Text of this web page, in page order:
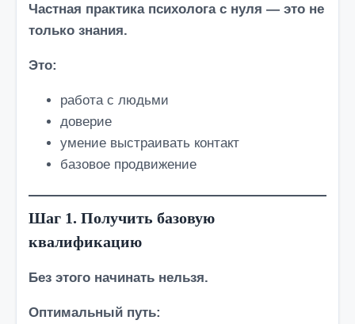
Частная практика психолога с нуля — это не
только знания.
Это:
работа с людьми
доверие
умение выстраивать контакт
базовое продвижение
Шаг 1. Получить базовую
квалификацию
Без этого начинать нельзя.
Оптимальный путь: